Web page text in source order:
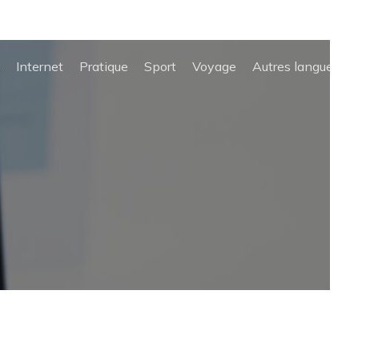
Internet Pratique Sport Voyage Autres langues